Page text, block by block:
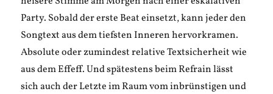
Party. Sobald der erste Beat einsetzt, kann jeder den
Songtext aus dem tiefsten Inneren hervorkramen.
Absolute oder zumindest relative Textsicherheit wie
aus dem Effeff. Und spätestens beim Refrain lässt
sich auch der Letzte im Raum vom inbrünstigen und